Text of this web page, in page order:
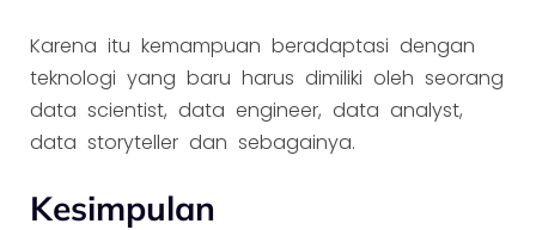
Karena itu kemampuan beradaptasi dengan
teknologi yang baru harus dimiliki oleh seorang
data scientist, data engineer, data analyst,
data storyteller dan sebagainya.
Kesimpulan